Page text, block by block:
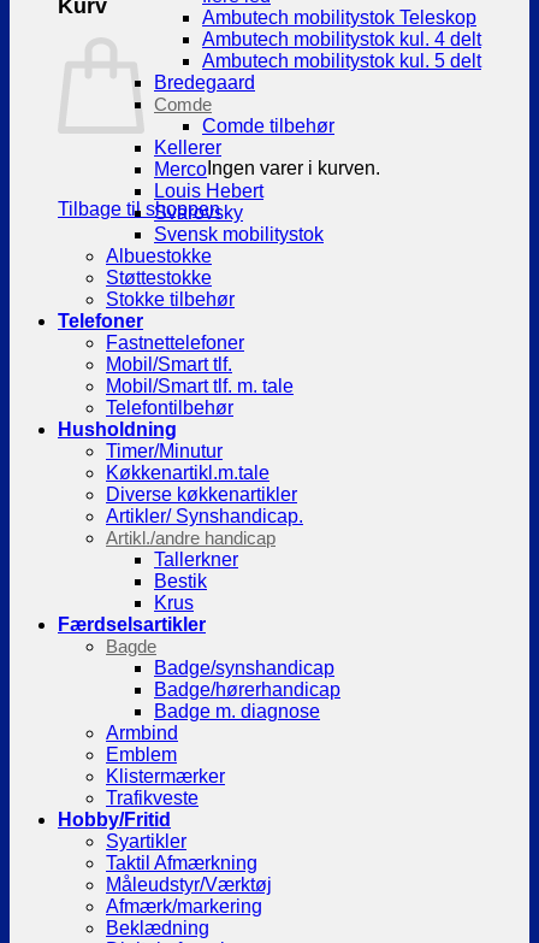
Kurv
Ingen varer i kurven.
Tilbage til shoppen
Ambutech mobilitystok Teleskop
Ambutech mobilitystok kul. 4 delt
Ambutech mobilitystok kul. 5 delt
Bredegaard
Comde
Comde tilbehør
Kellerer
Merco
Louis Hebert
Svarovsky
Svensk mobilitystok
Albuestokke
Støttestokke
Stokke tilbehør
Telefoner
Fastnettelefoner
Mobil/Smart tlf.
Mobil/Smart tlf. m. tale
Telefontilbehør
Husholdning
Timer/Minutur
Køkkenartikl.m.tale
Diverse køkkenartikler
Artikler/ Synshandicap.
Artikl./andre handicap
Tallerkner
Bestik
Krus
Færdselsartikler
Bagde
Badge/synshandicap
Badge/hørerhandicap
Badge m. diagnose
Armbind
Emblem
Klistermærker
Trafikveste
Hobby/Fritid
Syartikler
Taktil Afmærkning
Måleudstyr/Værktøj
Afmærk/markering
Beklædning